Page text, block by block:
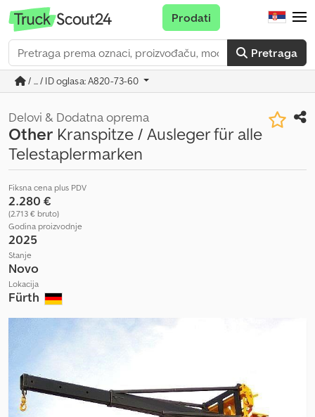
Pretraga
Prodati
/ ... / ID oglasa: A820-73-60
Delovi & Dodatna oprema
Other Kranspitze / Ausleger für alle
Telestaplermarken
Fiksna cena plus PDV
2.280 €
(2.713 € bruto)
Godina proizvodnje
2025
Stanje
Novo
Lokacija
Fürth